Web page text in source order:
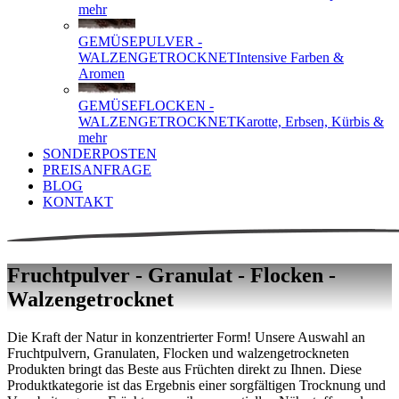
mehr
GEMÜSEPULVER -
WALZENGETROCKNETIntensive Farben &
Aromen
GEMÜSEFLOCKEN -
WALZENGETROCKNETKarotte, Erbsen, Kürbis &
mehr
SONDERPOSTEN
PREISANFRAGE
BLOG
KONTAKT
Fruchtpulver - Granulat - Flocken -
Walzengetrocknet
Die Kraft der Natur in konzentrierter Form! Unsere Auswahl an
Fruchtpulvern, Granulaten, Flocken und walzengetrockneten
Produkten bringt das Beste aus Früchten direkt zu Ihnen. Diese
Produktkategorie ist das Ergebnis einer sorgfältigen Trocknung und